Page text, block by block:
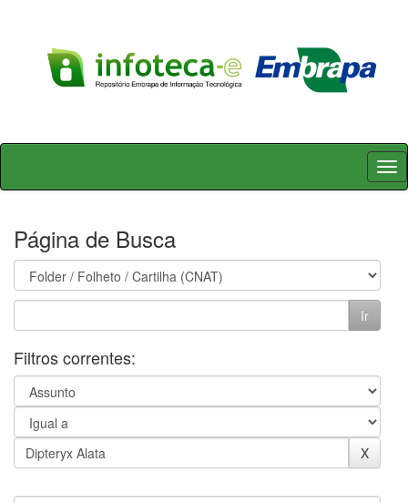
Skip
Página de Busca
Filtros correntes: